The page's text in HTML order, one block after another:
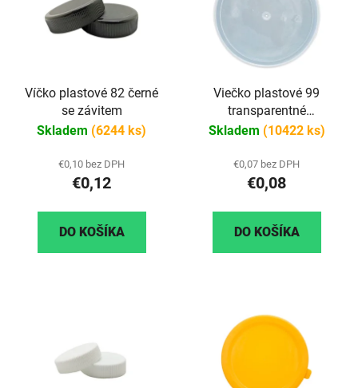
Víčko plastové 82 černé
se závitem
Skladem (6244 ks)
€0,10 bez DPH
€0,12
DO KOŠÍKA
Viečko plastové 99
transparentné
(priehľadné)
Skladem (10422 ks)
€0,07 bez DPH
€0,08
DO KOŠÍKA